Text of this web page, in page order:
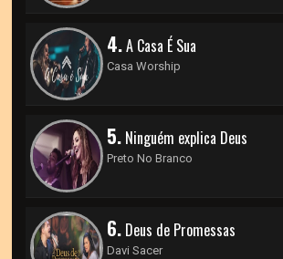
4.A Casa É Sua
Casa Worship
5. Ninguém explica Deus
Preto No Branco
6. Deus de Promessas
Davi Sacer